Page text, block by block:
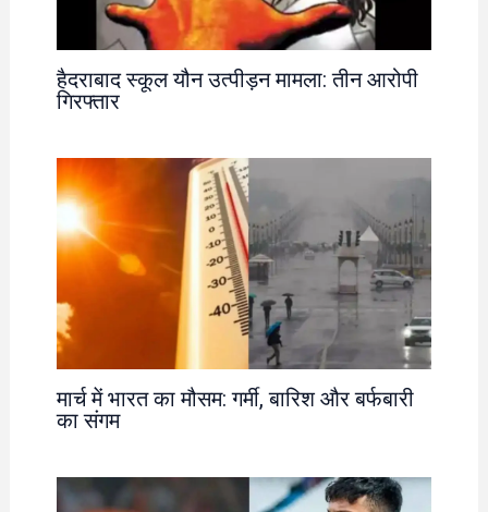
हैदराबाद स्कूल यौन उत्पीड़न मामला: तीन आरोपी
गिरफ्तार
मार्च में भारत का मौसम: गर्मी, बारिश और बर्फबारी
का संगम